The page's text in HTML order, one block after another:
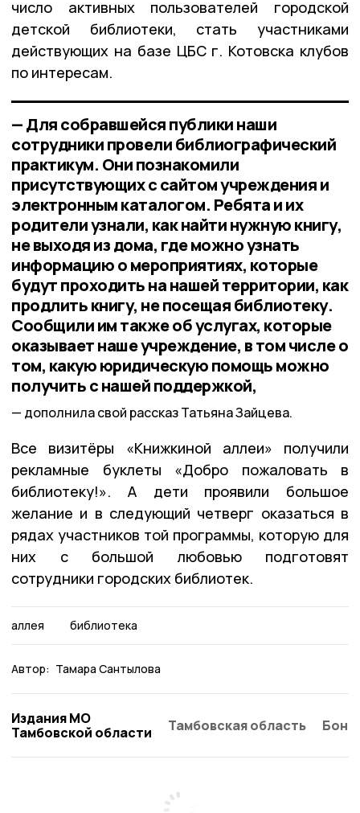
число активных пользователей городской
детской библиотеки, стать участниками
действующих на базе ЦБС г. Котовска клубов
по интересам.
— Для собравшейся публики наши
сотрудники провели библиографический
практикум. Они познакомили
присутствующих с сайтом учреждения и
электронным каталогом. Ребята и их
родители узнали, как найти нужную книгу,
не выходя из дома, где можно узнать
информацию о мероприятиях, которые
будут проходить на нашей территории, как
продлить книгу, не посещая библиотеку.
Сообщили им также об услугах, которые
оказывает наше учреждение, в том числе о
том, какую юридическую помощь можно
получить с нашей поддержкой,
дополнила свой рассказ Татьяна Зайцева.
Все визитёры «Книжкиной аллеи» получили
рекламные буклеты «Добро пожаловать в
библиотеку!». А дети проявили большое
желание и в следующий четверг оказаться в
рядах участников той программы, которую для
них с большой любовью подготовят
сотрудники городских библиотек.
аллея библиотека
Автор: Тамара Сантылова
Издания МО
Тамбовской области
Тамбовская область